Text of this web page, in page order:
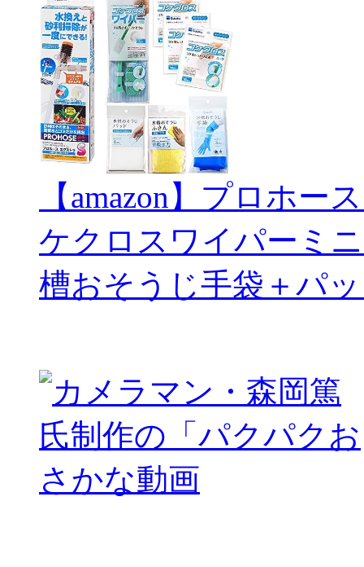
【amazon】プロホー
ケクロスワイパーミ
槽おそうじ手袋＋パ